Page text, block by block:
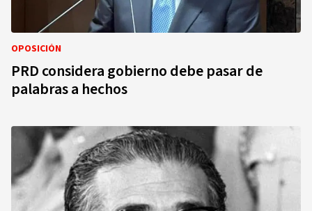
OPOSICIÓN
PRD considera gobierno debe pasar de
palabras a hechos